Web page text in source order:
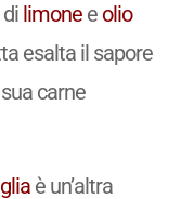
limonee olio
esalta il sapore
carne
è un’altra